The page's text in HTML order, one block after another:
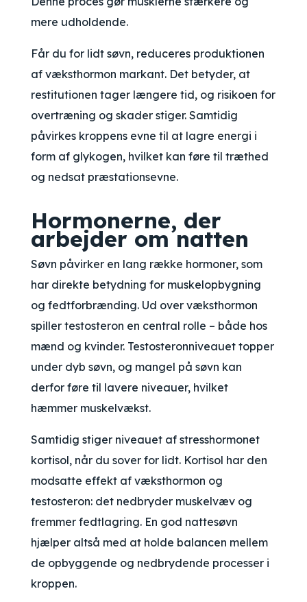
mere udholdende.
Får du for lidt søvn, reduceres produktionen
af væksthormon markant. Det betyder, at
restitutionen tager længere tid, og risikoen for
overtræning og skader stiger. Samtidig
påvirkes kroppens evne til at lagre energi i
form af glykogen, hvilket kan føre til træthed
og nedsat præstationsevne.
Hormonerne, der
arbejder om natten
Søvn påvirker en lang række hormoner, som
har direkte betydning for muskelopbygning
og fedtforbrænding. Ud over væksthormon
spiller testosteron en central rolle – både hos
mænd og kvinder. Testosteronniveauet topper
under dyb søvn, og mangel på søvn kan
derfor føre til lavere niveauer, hvilket
hæmmer muskelvækst.
Samtidig stiger niveauet af stresshormonet
kortisol, når du sover for lidt. Kortisol har den
modsatte effekt af væksthormon og
testosteron: det nedbryder muskelvæv og
fremmer fedtlagring. En god nattesøvn
hjælper altså med at holde balancen mellem
de opbyggende og nedbrydende processer i
kroppen.